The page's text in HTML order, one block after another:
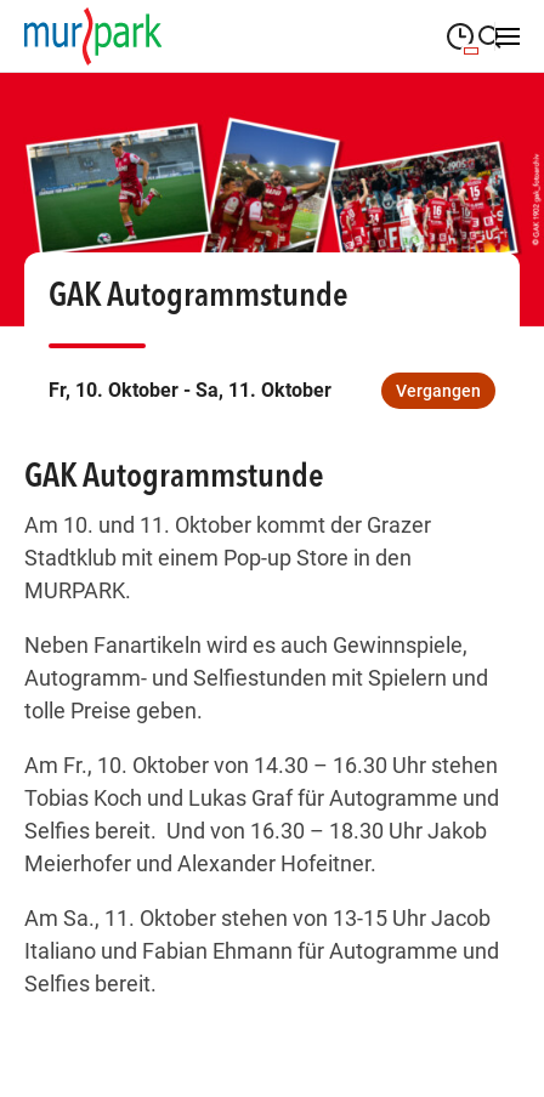
Suche schließen
Dienstag
DIENSTAG 09:00—19:30
Mittwoch
MITTWOCH 09:00—19:30
Donnerstag
DONNERSTAG
FREITAG
09:00—18:00
Wegbeschreibung
GAK Autogrammstunde
Fr, 10. Oktober - Sa, 11. Oktober Vergangen
GAK Autogrammstunde
Am 10. und 11. Oktober kommt der Grazer
Stadtklub mit einem Pop-up Store in den
MURPARK.
Neben Fanartikeln wird es auch Gewinnspiele,
Autogramm- und Selfiestunden mit Spielern und
tolle Preise geben.
Am Fr., 10. Oktober von 14.30 – 16.30 Uhr stehen
Tobias Koch und Lukas Graf für Autogramme und
Selfies bereit. Und von 16.30 – 18.30 Uhr Jakob
Meierhofer und Alexander Hofeitner.
Am Sa., 11. Oktober stehen von 13-15 Uhr Jacob
Italiano und Fabian Ehmann für Autogramme und
Selfies bereit.